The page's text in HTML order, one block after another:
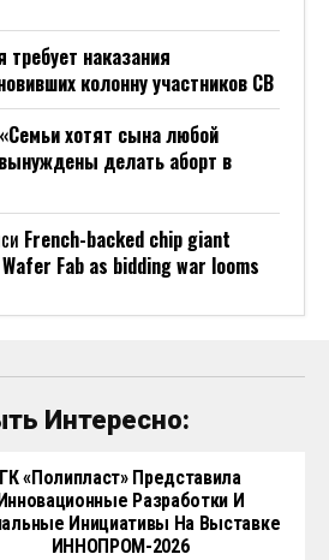
требует наказания
колонну участников СВ
«Семьи хотят сына любой
делать аборт в
French-backed chip giant
Fab as bidding war looms
Интересно:
ГК «Полипласт» Представила
Инновационные Разработки И
Инициативы На Выставке
ИННОПРОМ-2026